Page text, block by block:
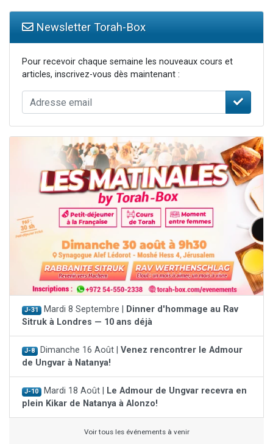
Newsletter Torah-Box
Pour recevoir chaque semaine les nouveaux cours et
articles, inscrivez-vous dès maintenant :
J-31 Mardi 8 Septembre |
Dinner d'hommage au Rav
Sitruk à Londres — 10 ans déjà
J-8 Dimanche 16 Août | Venez rencontrer le Admour
de Ungvar à Natanya!
J-10 Mardi 18 Août |
Le Admour de Ungvar recevra en
plein Kikar de Natanya à Alonzo!
Voir tous les événements à venir